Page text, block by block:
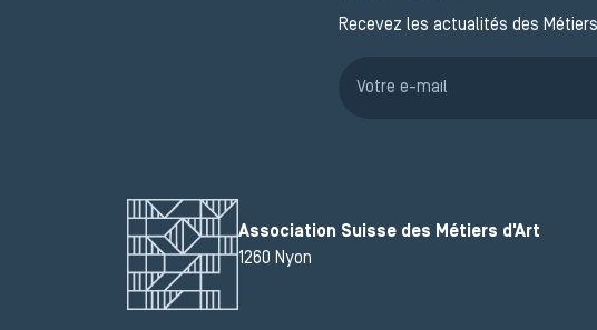
Recevez les actualités des Métiers
Association Suisse des Métiers d'Art
1260 Nyon